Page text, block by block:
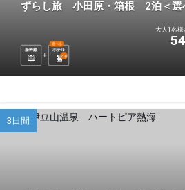
ずらし旅 小田原・箱根 2泊＜選
新幹線 ホテル
選べる
2泊
大人1名様
3日間